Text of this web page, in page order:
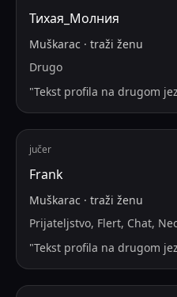
Тихая_Молния
Muškarac · traži ženu
Drugo
"Tekst profila na drugom
jučer
Frank
Muškarac · traži ženu
Prijateljstvo, Flert, Chat,
"Tekst profila na drugom